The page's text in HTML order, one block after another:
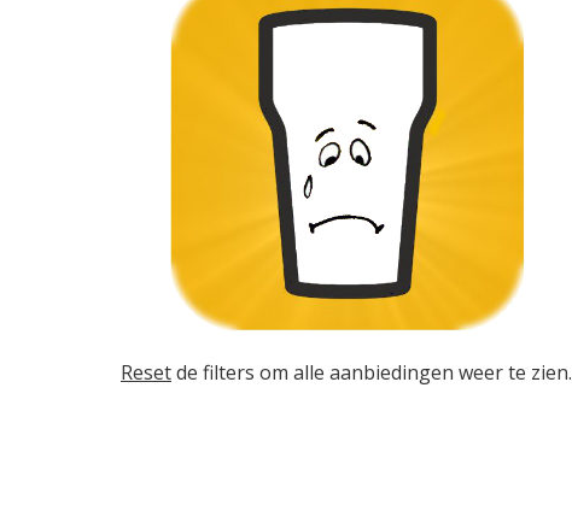
Resetde filters om alle aanbiedingen weer te zien.